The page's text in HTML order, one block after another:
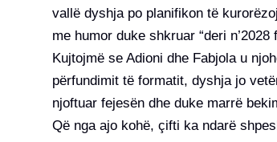
vallë dyshja po planifikon të
me humor duke shkruar “deri
Kujtojmë se Adioni dhe Fabjola u
përfundimit të formatit, dyshja jo
njoftuar fejesën dhe duke marrë
Që nga ajo kohë, çifti ka ndarë